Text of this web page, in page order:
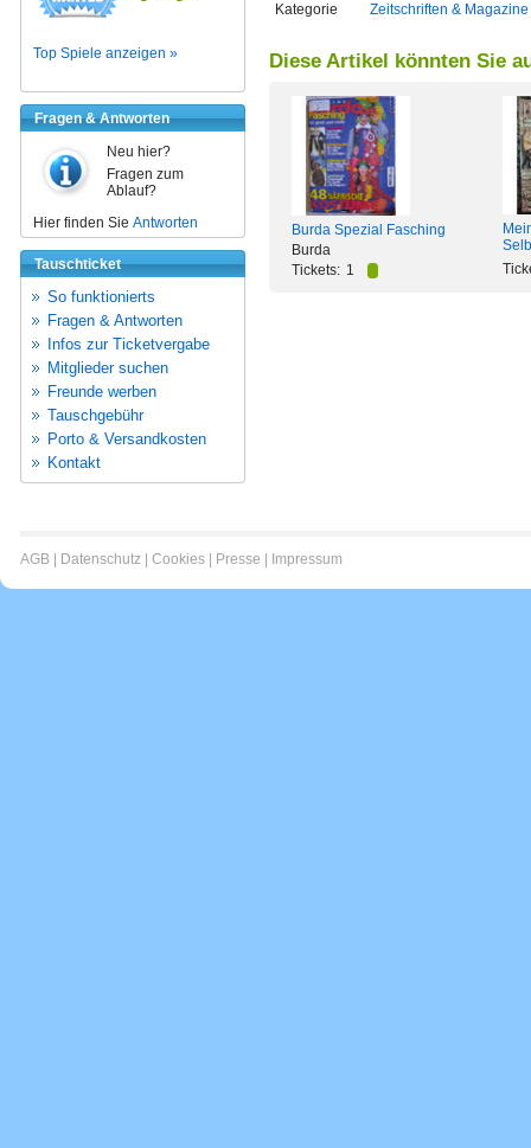
Top Spiele anzeigen »
Fragen & Antworten
Neu hier?
Fragen zum
Ablauf?
Hier finden Sie Antworten
Tauschticket
So funktionierts
Fragen & Antworten
Infos zur Ticketvergabe
Mitglieder suchen
Freunde werben
Tauschgebühr
Porto & Versandkosten
Kontakt
Kategorie Zeitschriften & Magazine
Diese Artikel könnten Sie
Burda Spezial Fasching
Burda
Tickets: 1
AGB Datenschutz Cookies Presse Impressum